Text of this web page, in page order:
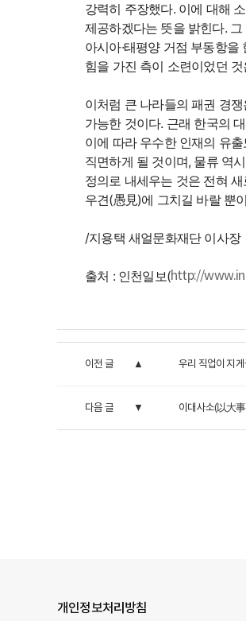
강력히 주장했다. 이에 대해
제공하겠다는 뜻을 밝힌다.
아시아·태평양 거점 부동항
힘을 가진 측이 소련이었던
이처럼 큰 나라들의 패권 경
가능한 것이다. 근래 한국의
이에 따라 우수한 인재의 유
직면하게 될 것이며, 물류 역
정의로 내세우는 것은 전혀
우견(愚見)에 그치길 바랄 뿐
/지용택 새얼문화재단 이사장
출처 : 인천일보(http://
이전 글 우리 직업이 지
다음 글 이대사소(以大
개인정보처리방침